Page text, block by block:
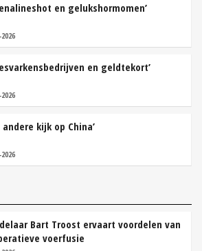
en gelukshormomen’
en geldtekort’
andere kijk op China’
Bart Troost ervaart voordelen van
voerfusie